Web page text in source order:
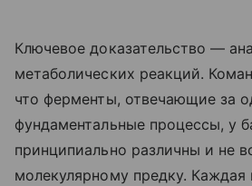
Ключевое доказательство —
метаболических реакций.
что ферменты, отвечающие за
фундаментальные процессы, у
принципиально различны и не
молекулярному предку. Каждая